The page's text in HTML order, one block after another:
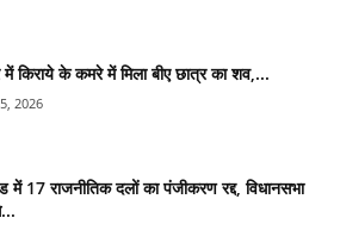
में किराये के कमरे में मिला बीए छात्र का शव,...
2026
में 17 राजनीतिक दलों का पंजीकरण रद्द, विधानसभा